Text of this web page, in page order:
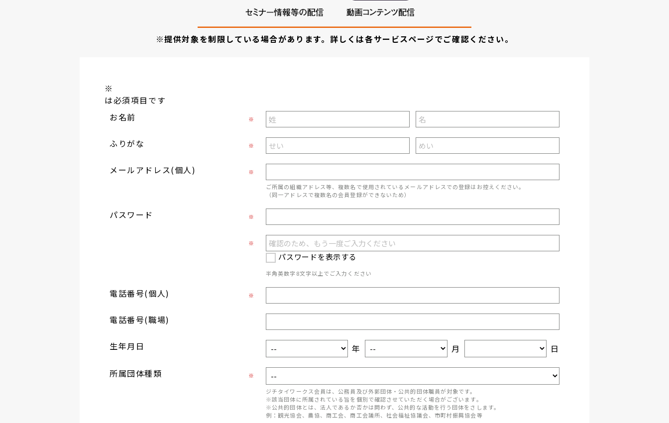
※提供対象を制限している場合があります。詳しくは各サービスページでご確認ください。
※
は必須項目です
お名前
※
ふりがな ※
メールアドレス(個人)
※
ご所属の組織アドレス等、複数名で使用されているメールアドレスでの登録はお控えください。
（同一アドレスで複数名の会員登録ができないため）
パスワード ※
※
パスワードを表示する
半角英数字8文字以上でご入力ください
電話番号(個人) ※
電話番号(職場)
生年月日 年 月 日
所属団体種類
※
ジチタイワークス会員は、公務員及び外郭団体・公共的団体職員が対象です。
※該当団体に所属されている旨を個別で確認させていただく場合がございます。
※公共的団体とは、法人であるか否かは問わず、公共的な活動を行う団体をさします。
例：観光協会、農協、商工会、商工会議所、社会福祉協議会、市町村振興協会等